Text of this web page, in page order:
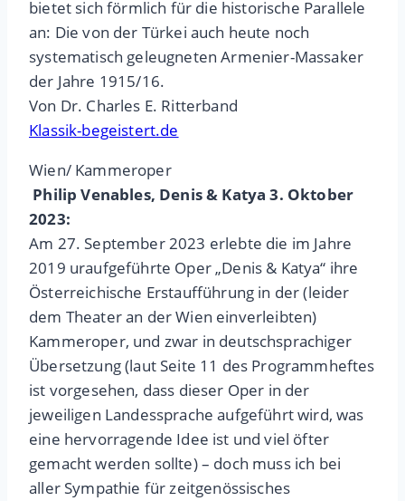
bietet sich förmlich für die historische Parallele
an: Die von der Türkei auch heute noch
systematisch geleugneten Armenier-Massaker
der Jahre 1915/16.
Von Dr. Charles E. Ritterband
Klassik-begeistert.de
Wien/ Kammeroper
Philip Venables, Denis & Katya 3. Oktober
2023:
Am 27. September 2023 erlebte die im Jahre
2019 uraufgeführte Oper „Denis & Katya“ ihre
Österreichische Erstaufführung in der (leider
dem Theater an der Wien einverleibten)
Kammeroper, und zwar in deutschsprachiger
Übersetzung (laut Seite 11 des Programmheftes
ist vorgesehen, dass dieser Oper in der
jeweiligen Landessprache aufgeführt wird, was
eine hervorragende Idee ist und viel öfter
gemacht werden sollte) – doch muss ich bei
aller Sympathie für zeitgenössisches